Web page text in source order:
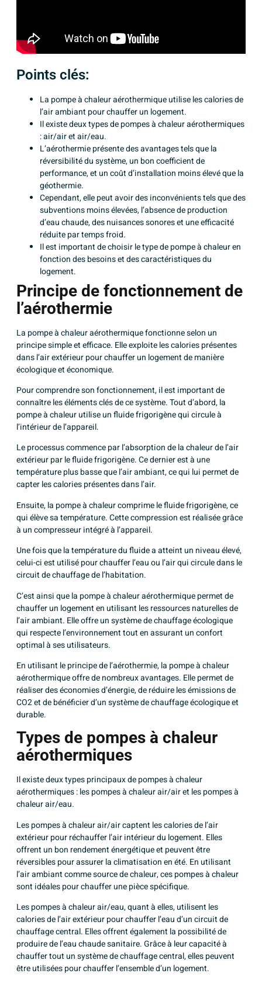
Points clés:
La pompe à chaleur aérothermique utilise les calories de
l’air ambiant pour chauffer un logement.
Il existe deux types de pompes à chaleur aérothermiques
: air/air et air/eau.
L’aérothermie présente des avantages tels que la
réversibilité du système, un bon coefficient de
performance, et un coût d’installation moins élevé que la
géothermie.
Cependant, elle peut avoir des inconvénients tels que des
subventions moins élevées, l’absence de production
d’eau chaude, des nuisances sonores et une efficacité
réduite par temps froid.
Il est important de choisir le type de pompe à chaleur en
fonction des besoins et des caractéristiques du
logement.
Principe de fonctionnement de
l’aérothermie
La pompe à chaleur aérothermiquefonctionne selon un
principe simple et efficace. Elle exploite les calories présentes
dans l’air extérieur pour chauffer un logement de manière
écologique et économique.
Pour comprendre son fonctionnement, il est important de
connaître les éléments clés de ce système. Tout d’abord, la
pompe à chaleur utilise un fluide frigorigène qui circule à
l’intérieur de l’appareil.
Le processus commence par l’absorption de la chaleur de l’air
extérieur par le fluide frigorigène. Ce dernier est à une
température plus basse que l’air ambiant, ce qui lui permet de
capter les calories présentes dans l’air.
Ensuite, la pompe à chaleur comprime le fluide frigorigène, ce
qui élève sa température. Cette compression est réalisée grâce
à un compresseur intégré à l’appareil.
Une fois que la température du fluide a atteint un niveau élevé,
celui-ci est utilisé pour chauffer l’eau ou l’air qui circule dans le
circuit de chauffage de l’habitation.
C’est ainsi que la pompe à chaleur aérothermique permet de
chauffer un logement en utilisant les ressources naturelles de
l’air ambiant. Elle offre un système de chauffage écologique
qui respecte l’environnement tout en assurant un confort
optimal à ses utilisateurs.
En utilisant le principe de l’aérothermie, la pompe à chaleur
aérothermique offre de nombreux avantages. Elle permet de
réaliser des économies d’énergie, de réduire les émissions de
CO2 et de bénéficier d’un système de chauffage écologique et
durable.
Types de pompes à chaleur
aérothermiques
Il existe deux types principaux de pompes à chaleur
aérothermiques : les pompes à chaleur air/air et les pompes à
chaleur air/eau.
Les pompes à chaleur air/air captent les calories de l’air
extérieur pour réchauffer l’air intérieur du logement. Elles
offrent un bon rendement énergétique et peuvent être
réversibles pour assurer la climatisation en été. En utilisant
l’air ambiant comme source de chaleur, ces pompes à chaleur
sont idéales pour chauffer une pièce spécifique.
Les pompes à chaleur air/eau, quant à elles, utilisent les
calories de l’air extérieur pour chauffer l’eau d’un circuit de
chauffage central. Elles offrent également la possibilité de
produire de l’eau chaude sanitaire. Grâce à leur capacité à
chauffer tout un système de chauffage central, elles peuvent
être utilisées pour chauffer l’ensemble d’un logement.